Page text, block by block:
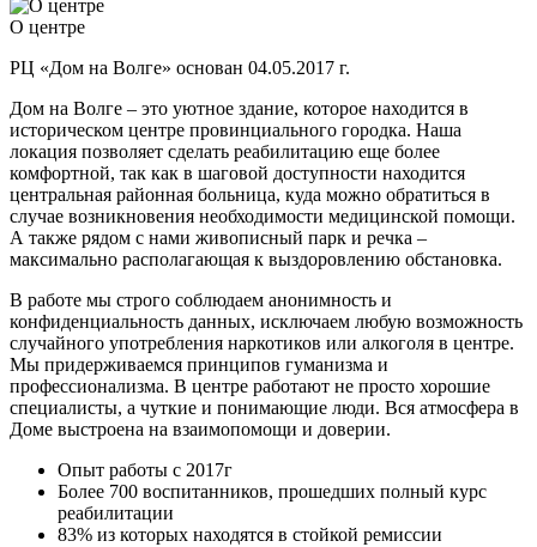
О центре
РЦ «Дом на Волге» основан 04.05.2017 г.
Дом на Волге – это уютное здание, которое находится в
историческом центре провинциального городка. Наша
локация позволяет сделать реабилитацию еще более
комфортной, так как в шаговой доступности находится
центральная районная больница, куда можно обратиться в
случае возникновения необходимости медицинской помощи.
А также рядом с нами живописный парк и речка –
максимально располагающая к выздоровлению обстановка.
В работе мы строго соблюдаем анонимность и
конфиденциальность данных, исключаем любую возможность
случайного употребления наркотиков или алкоголя в центре.
Мы придерживаемся принципов гуманизма и
профессионализма. В центре работают не просто хорошие
специалисты, а чуткие и понимающие люди. Вся атмосфера в
Доме выстроена на взаимопомощи и доверии.
Опыт работы с 2017г
Более 700 воспитанников, прошедших полный курс
реабилитации
83% из которых находятся в стойкой ремиссии